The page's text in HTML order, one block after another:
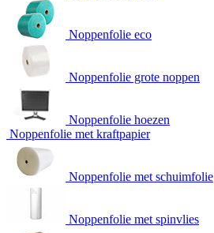
Noppenfolie eco
Noppenfolie grote noppen
Noppenfolie hoezen
Noppenfolie met kraftpapier
Noppenfolie met schuimfolie
Noppenfolie met spinvlies